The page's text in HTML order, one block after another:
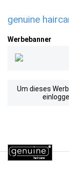
genuine
Werbebanner
Um dieses